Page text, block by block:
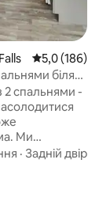
Середня
5,0 (186)
біля
2 спальнями -
Ми
· Задній двір